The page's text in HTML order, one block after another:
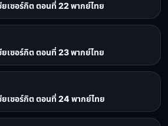
ยเซอร์กิต ตอนที่ 22 พากย์ไทย
ยเซอร์กิต ตอนที่ 23 พากย์ไทย
ยเซอร์กิต ตอนที่ 24 พากย์ไทย